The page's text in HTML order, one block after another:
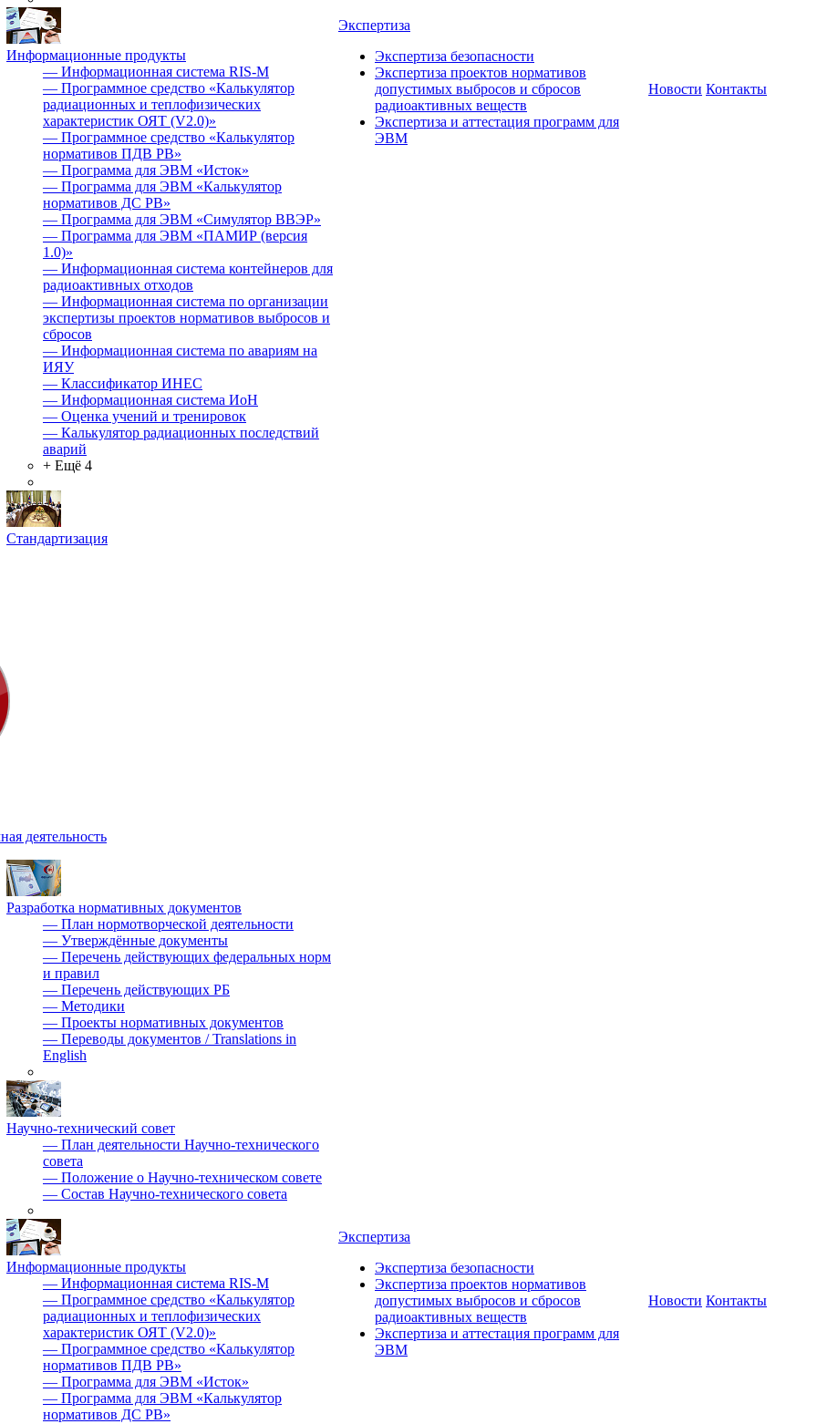
Информационные продукты
— Информационная система RIS-M
— Программное средство «Калькулятор
радиационных и теплофизических
характеристик ОЯТ (V2.0)»
— Программное средство «Калькулятор
нормативов ПДВ РВ»
— Программа для ЭВМ «Исток»
— Программа для ЭВМ «Калькулятор
нормативов ДС РВ»
— Программа для ЭВМ «Симулятор ВВЭР»
— Программа для ЭВМ «ПАМИР (версия
1.0)»
— Информационная система контейнеров для
радиоактивных отходов
— Информационная система по организации
экспертизы проектов нормативов выбросов и
сбросов
— Информационная система по авариям на
ИЯУ
— Классификатор ИНЕС
— Информационная система ИоН
— Оценка учений и тренировок
— Калькулятор радиационных последствий
аварий
+ Ещё 4
Стандартизация
Экспертиза
Экспертиза безопасности
Экспертиза проектов нормативов
допустимых выбросов и сбросов
радиоактивных веществ
Экспертиза и аттестация программ для
ЭВМ
Новости Контакты
деятельность
Разработка нормативных документов
— План нормотворческой деятельности
— Утверждённые документы
— Перечень действующих федеральных норм
и правил
— Перечень действующих РБ
— Методики
— Проекты нормативных документов
— Переводы документов / Translations in
English
Научно-технический совет
— План деятельности Научно-технического
совета
— Положение о Научно-техническом совете
— Состав Научно-технического совета
Информационные продукты
— Информационная система RIS-M
— Программное средство «Калькулятор
радиационных и теплофизических
характеристик ОЯТ (V2.0)»
— Программное средство «Калькулятор
нормативов ПДВ РВ»
— Программа для ЭВМ «Исток»
— Программа для ЭВМ «Калькулятор
нормативов ДС РВ»
Экспертиза
Экспертиза безопасности
Экспертиза проектов нормативов
допустимых выбросов и сбросов
радиоактивных веществ
Экспертиза и аттестация программ для
ЭВМ
Новости Контакты